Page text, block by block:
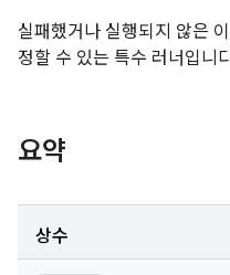
실패했거나 실행되지 않은
정할 수 있는 특수 러너입니
요약
상수